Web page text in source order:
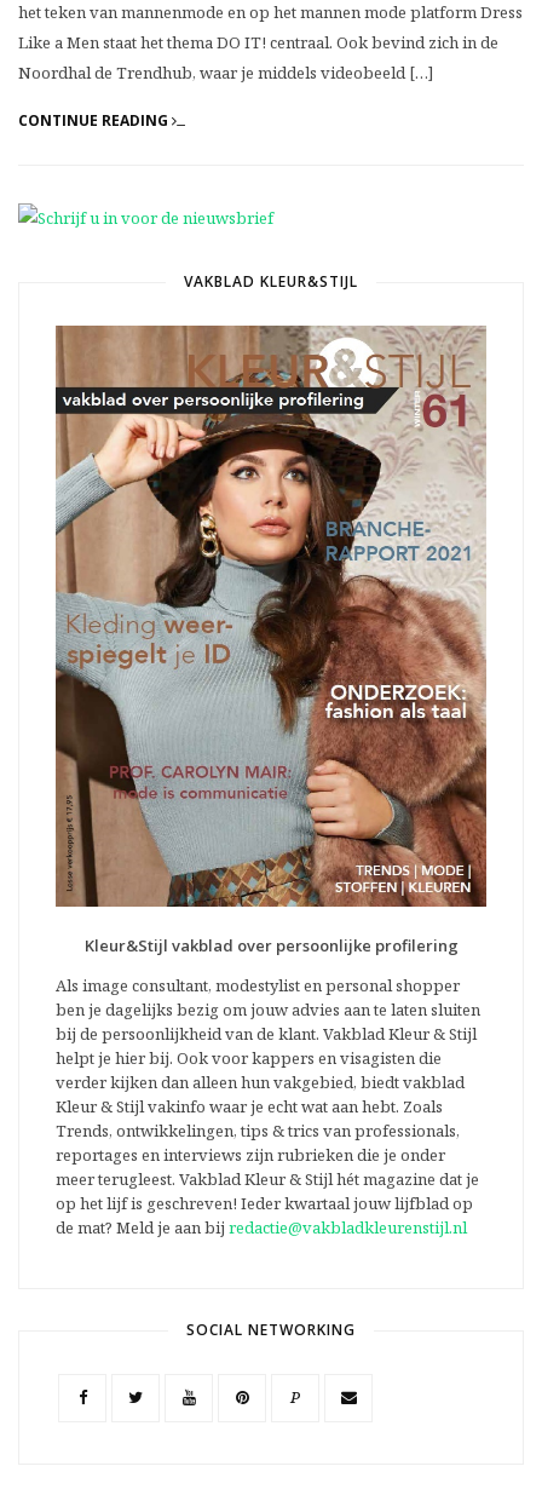
het teken van mannenmode en op het mannen mode platform Dress
Like a Men staat het thema DO IT! centraal. Ook bevind zich in de
Noordhal de Trendhub, waar je middels videobeeld […]
CONTINUE READING
VAKBLAD KLEUR&STIJL
Kleur&Stijl vakblad over persoonlijke profilering
Als image consultant, modestylist en personal shopper
ben je dagelijks bezig om jouw advies aan te laten sluiten
bij de persoonlijkheid van de klant. Vakblad Kleur & Stijl
helpt je hier bij. Ook voor kappers en visagisten die
verder kijken dan alleen hun vakgebied, biedt vakblad
Kleur & Stijl vakinfo waar je echt wat aan hebt. Zoals
Trends, ontwikkelingen, tips & trics van professionals,
reportages en interviews zijn rubrieken die je onder
meer terugleest. Vakblad Kleur & Stijl hét magazine dat je
op het lijf is geschreven! Ieder kwartaal jouw lijfblad op
de mat? Meld je aan bij redactie@vakbladkleurenstijl.nl
SOCIAL NETWORKING
P